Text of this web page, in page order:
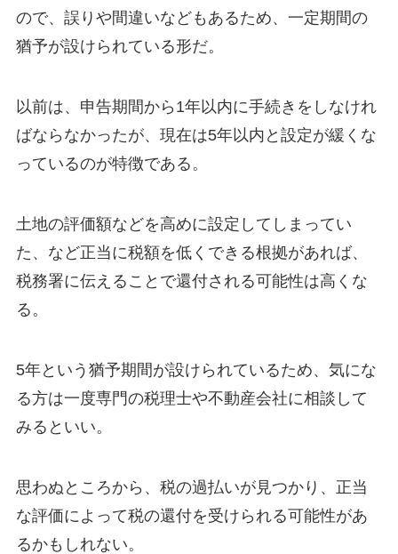
ので、誤りや間違いなどもあるため、一定期間の
猶予が設けられている形だ。
以前は、申告期間から1年以内に手続きをしなけれ
ばならなかったが、現在は5年以内と設定が緩くな
っているのが特徴である。
土地の評価額などを高めに設定してしまってい
た、など正当に税額を低くできる根拠があれば、
税務署に伝えることで還付される可能性は高くな
る。
5年という猶予期間が設けられているため、気にな
る方は一度専門の税理士や不動産会社に相談して
みるといい。
思わぬところから、税の過払いが見つかり、正当
な評価によって税の還付を受けられる可能性があ
るかもしれない。